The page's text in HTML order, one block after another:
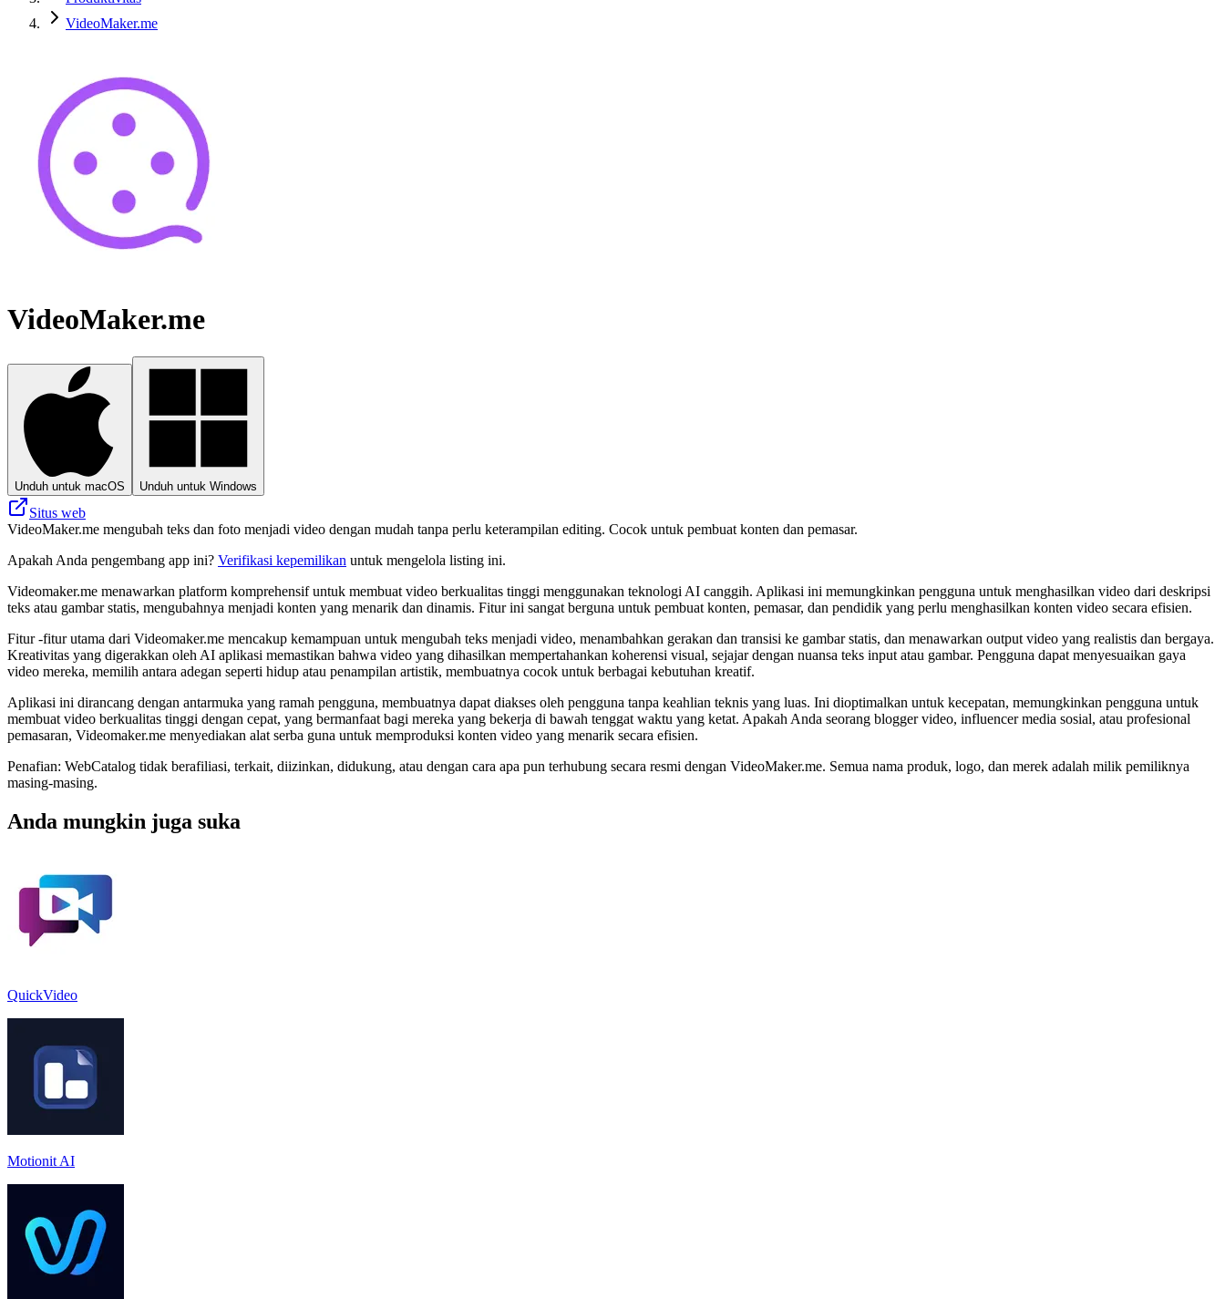
VideoMaker.me
VideoMaker.me
Unduh untuk macOS Unduh untuk Windows
Situs web
VideoMaker.me mengubah teks dan foto menjadi video dengan mudah tanpa perlu keterampilan editing. Cocok untuk pembuat konten dan pemasar.
Apakah Anda pengembang app ini? Verifikasi kepemilikan untuk mengelola listing ini.
Videomaker.me menawarkan platform komprehensif untuk membuat video berkualitas tinggi menggunakan teknologi AI canggih. Aplikasi ini memungkinkan pengguna untuk menghasilkan video dari deskripsi
teks atau gambar statis, mengubahnya menjadi konten yang menarik dan dinamis. Fitur ini sangat berguna untuk pembuat konten, pemasar, dan pendidik yang perlu menghasilkan konten video secara efisien.
Fitur -fitur utama dari Videomaker.me mencakup kemampuan untuk mengubah teks menjadi video, menambahkan gerakan dan transisi ke gambar statis, dan menawarkan output video yang realistis dan bergaya.
Kreativitas yang digerakkan oleh AI aplikasi memastikan bahwa video yang dihasilkan mempertahankan koherensi visual, sejajar dengan nuansa teks input atau gambar. Pengguna dapat menyesuaikan gaya
video mereka, memilih antara adegan seperti hidup atau penampilan artistik, membuatnya cocok untuk berbagai kebutuhan kreatif.
Aplikasi ini dirancang dengan antarmuka yang ramah pengguna, membuatnya dapat diakses oleh pengguna tanpa keahlian teknis yang luas. Ini dioptimalkan untuk kecepatan, memungkinkan pengguna untuk
membuat video berkualitas tinggi dengan cepat, yang bermanfaat bagi mereka yang bekerja di bawah tenggat waktu yang ketat. Apakah Anda seorang blogger video, influencer media sosial, atau profesional
pemasaran, Videomaker.me menyediakan alat serba guna untuk memproduksi konten video yang menarik secara efisien.
Penafian: WebCatalog tidak berafiliasi, terkait, diizinkan, didukung, atau dengan cara apa pun terhubung secara resmi dengan VideoMaker.me. Semua nama produk, logo, dan merek adalah milik pemiliknya
masing-masing.
Anda mungkin juga suka
QuickVideo
Motionit AI